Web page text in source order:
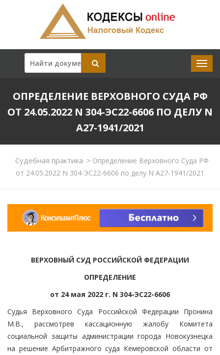
ОПРЕДЕЛЕНИЕ ВЕРХОВНОГО СУДА РФ
ОТ 24.05.2022 N 304-ЭС22-6606 ПО ДЕЛУ N
А27-1941/2021
Судебная практика >Определение Верховного Суда РФ
от 24.05.2022 N 304-ЭС22-6606 по делу N А27-1941/2021
ВЕРХОВНЫЙ СУД РОССИЙСКОЙ ФЕДЕРАЦИИ
ОПРЕДЕЛЕНИЕ
от 24 мая 2022 г. N 304-ЭС22-6606
Судья Верховного Суда Российской Федерации Пронина
М.В., рассмотрев кассационную жалобу Комитета
социальной защиты администрации города Новокузнецка
на решение Арбитражного суда Кемеровской области от